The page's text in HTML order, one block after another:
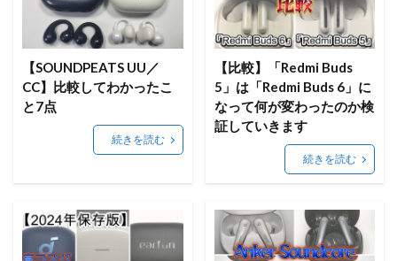
【SOUNDPEATS UU／
CC】比較してわかったこ
と7点
続きを読む
【比較】「Redmi Buds
5」は「Redmi Buds 6」に
なって何が変わったのか検
証していきます
続きを読む